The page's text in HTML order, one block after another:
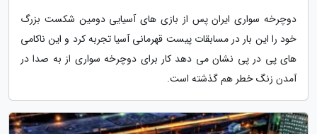
دوچرخه سواری ایران پس از بازی های آسیایی دومین شکست بزرگ
خود را این بار در مسابقات پیست قهرمانی آسیا تجربه کرد و این ناکامی
های پی در پی نشان می دهد کار برای دوچرخه سواری از به صدا در
آمدن زنگ خطر هم گذشته است.